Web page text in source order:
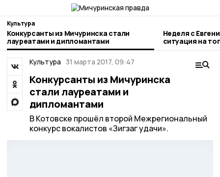
Культура
Конкурсанты из Мичуринска стали
лауреатами и дипломантами
Неделя с
ситуация на
городе и
Культура
31 марта 2017, 09:47
Конкурсанты из Мичуринска
стали лауреатами и
дипломантами
В Котовске прошёл второй Межрегиональный
конкурс вокалистов «Зигзаг удачи».